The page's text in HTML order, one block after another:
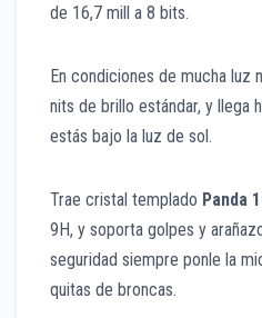
de 16,7 mill a 8 bits.
En condiciones de mucha luz
nits de brillo estándar, y llega
estás bajo la luz de sol.
Trae cristal templado Panda
9H, y soporta golpes y
seguridad siempre ponle la
quitas de broncas.